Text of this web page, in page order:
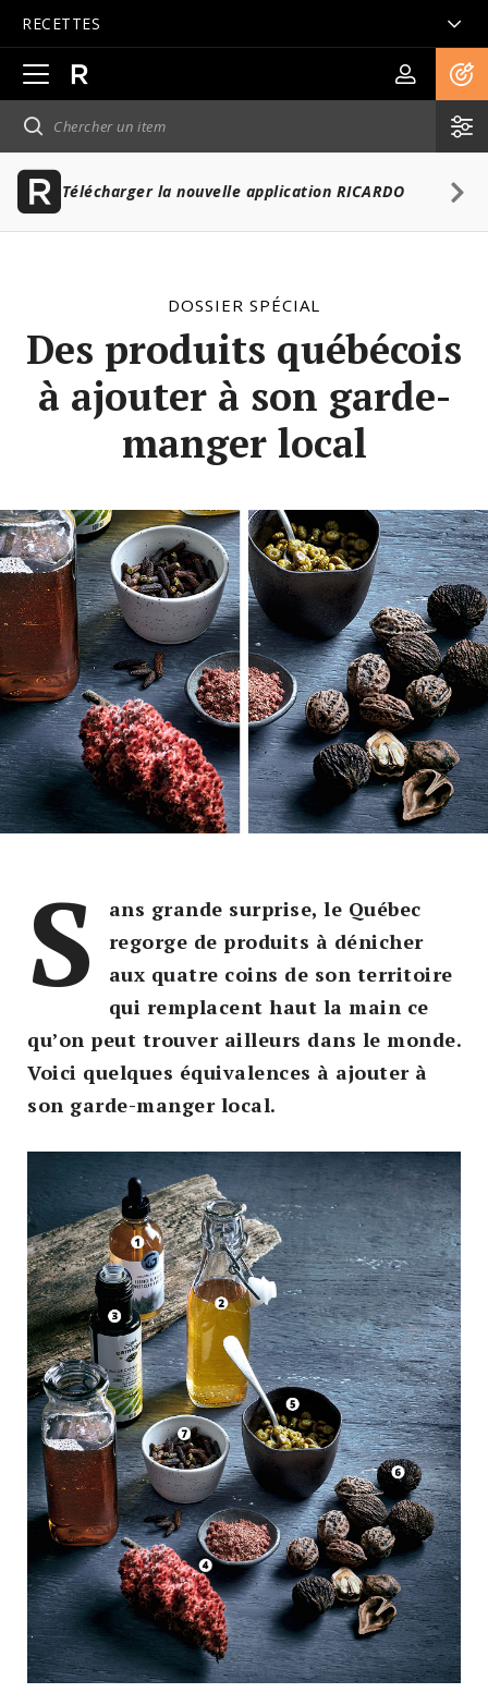
RECETTES
Ouvrir
la
navigation
principale
Télécharger la nouvelle application RICARDO
DOSSIER SPÉCIAL
Des produits québécois
à ajouter à son garde-
manger local
S
ans grande surprise, le Québec
regorge de produits à dénicher
aux quatre coins de son territoire
qui remplacent haut la main ce
qu’on peut trouver ailleurs dans le monde.
Voici quelques équivalences à ajouter à
son garde-manger local.